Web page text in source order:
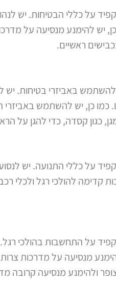
על כללי הבטיחות. יש
יש להימנע מנסיעה על
ראשיים.
באביזרי בטיחות. יש
כן, יש להשתמש באביזרי
כגון קסדה, כדי להגן על
על כללי התנועה. יש
קדימה להולכי רגל ולכלי
על התחשבות בהולכי
מנסיעה על מדרכות
ולהימנע מנסיעה קרובה